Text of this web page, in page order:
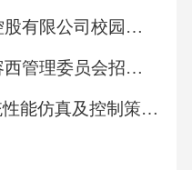
学生具备从资源中
有意义的生活。(摘
：文科的春天》)1.
和梳理，正确的一
下列说法不正确的
2026年安庆市皖河控股有限公司校园招聘农业笔试备考试题及答案解析
2026河北雄安新区容西管理委员会招聘辅助性岗位人员12人农业考试模拟试题及答案解析
摩托车ABS液压系统性能仿真及控制策略研究